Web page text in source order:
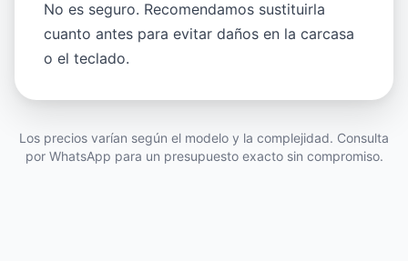
No es seguro. Recomendamos sustituirla
cuanto antes para evitar daños en la carcasa
o el teclado.
Los precios varían según el modelo y la complejidad. Consulta
por WhatsApp para un presupuesto exacto sin compromiso.